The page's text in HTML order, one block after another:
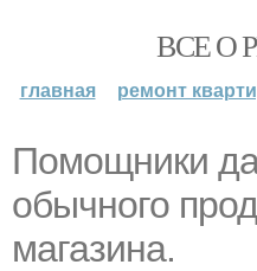
ВСЕ О
главная ремонт
Помощники
обычного
магазина.